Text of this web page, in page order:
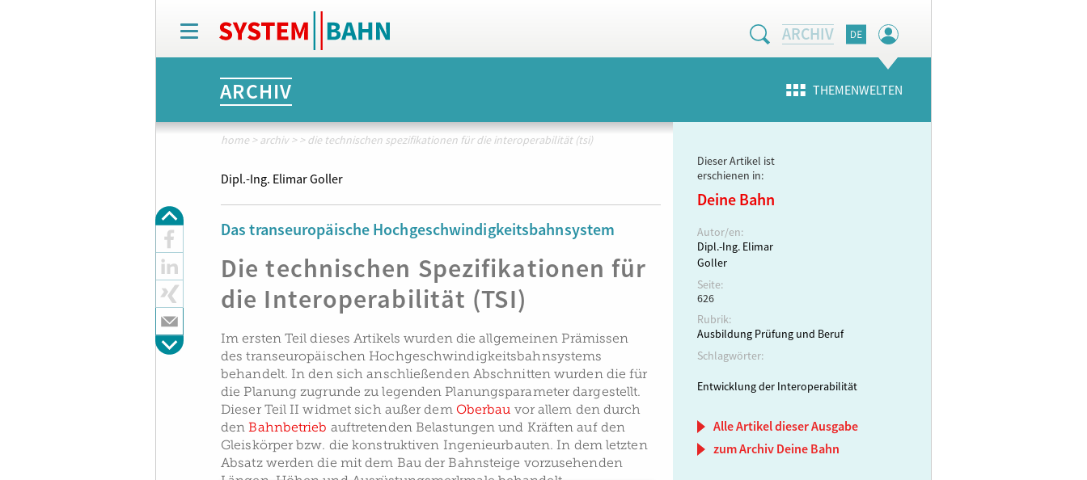
T
o
g
n
ARCHIV
ARCHIV THEMENWELTEN
home >archiv >>die technischen spezifikationen für die interoperabilität (tsi)
Dipl.-Ing. Elimar Goller
Das transeuropäische Hochgeschwindigkeitsbahnsystem
Die technischen Spezifikationen für
die Interoperabilität (TSI)
Im ersten Teil dieses Artikels wurden die allgemeinen Prämissen
des transeuropäischen Hochgeschwindigkeitsbahnsystems
behandelt. In den sich anschließenden Abschnitten wurden die für
die Planung zugrunde zu legenden Planungsparameter dargestellt.
Dieser Teil II widmet sich außer dem Oberbau vor allem den durch
denBahnbetrieb auftretenden Belastungen und Kräften auf den
Gleiskörper bzw. die konstruktiven Ingenieurbauten. In dem letzten
Absatz werden die mit dem Bau der Bahnsteige vorzusehenden
Dieser Artikel ist
erschienen in:
Deine Bahn
Autor/en:
Dipl.-Ing. Elimar
Goller
Seite:
626
Rubrik:
Ausbildung Prüfung und Beruf
Schlagwörter:
Entwicklung der Interoperabilität
Alle Artikel dieser Ausgabe
zum Archiv Deine Bahn